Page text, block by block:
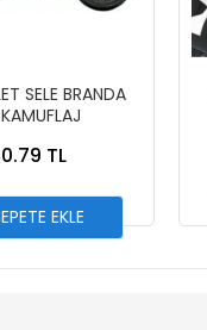
SELE BRANDA
TL
EKLE